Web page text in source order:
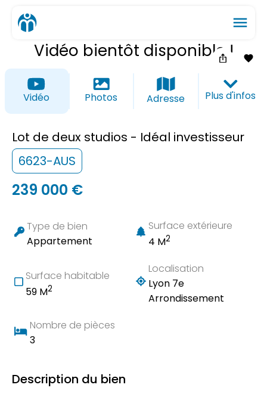
menu
Vidéo bientôt disponible !
ios_share favorite_border
Vidéo Photos Adresse Plus d'infos
Lot de deux studios - Idéal investisseur
6623-AUS
239 000 €
Type de bien
Appartement
Surface extérieure
4 M2
Surface habitable
59 M2
Localisation
Lyon 7e
Arrondissement
Nombre de pièces
3
Description du bien